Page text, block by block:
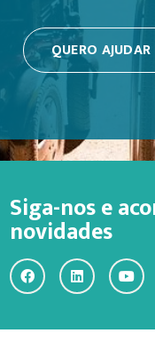
QUERO AJUDAR
Siga-nos e
novidades